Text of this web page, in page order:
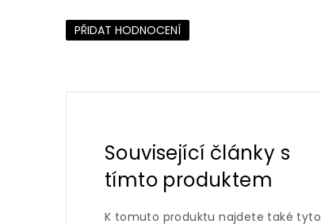
PŘIDAT HODNOCENÍ
Související články s
tímto produktem
K tomuto produktu najdete také tyto